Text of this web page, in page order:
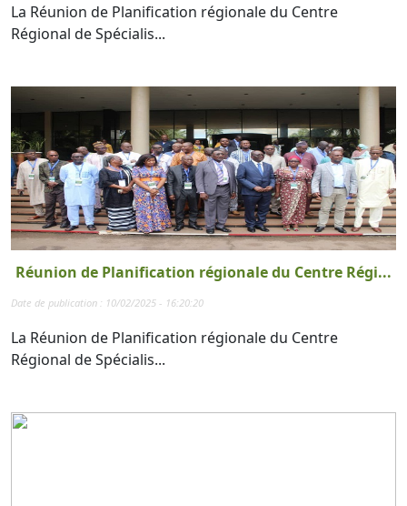
La Réunion de Planification régionale du Centre
Régional de Spécialis...
Réunion de Planification régionale du Centre Régi...
Date de publication : 10/02/2025 - 16:20:20
La Réunion de Planification régionale du Centre
Régional de Spécialis...